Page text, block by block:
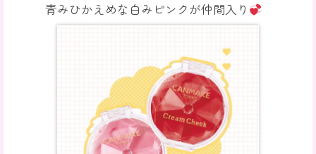
青みひかえめな白みピンクが仲間入り